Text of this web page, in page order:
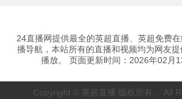
24直播网提供最全的英超直播、英超免费
播导航，本站所有的直播和视频均为网友
播放。 页面更新时间：2026年02月
Copyright © 英超直播 版权所有。 All